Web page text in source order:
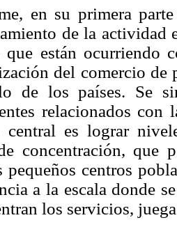
en su primera
de la actividad
que están ocurriendo
del comercio de
de los países. Se
relacionados
central es lograr
concentración, que
pequeños centros
a la escala donde
los servicios,